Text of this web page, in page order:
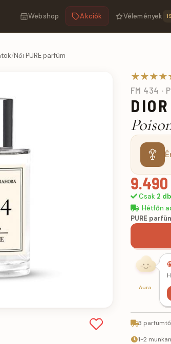
Webshop Akciók Vélemények
/Női PURE parfüm
FM 434 ·
DIOR
Csak 2 db
Hétfőn
PURE
Aura
3
1-2